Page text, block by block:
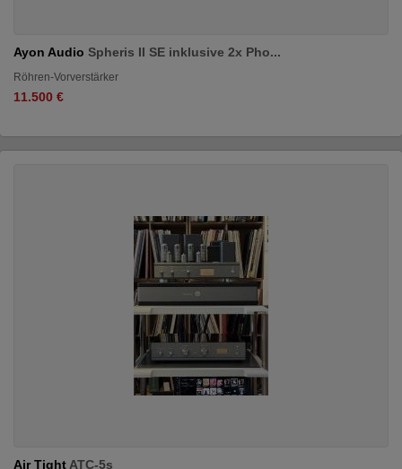
Ayon Audio Spheris II SE inklusive 2x Pho...
Röhren-Vorverstärker
11.500 €
Air Tight ATC-5s